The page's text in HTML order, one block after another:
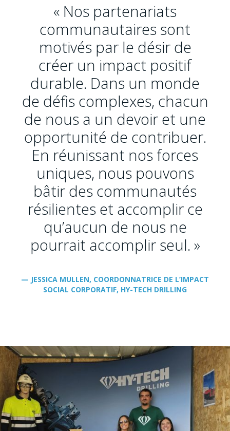
« Nos partenariats
communautaires sont
motivés par le désir de
créer un impact positif
durable. Dans un monde
de défis complexes, chacun
de nous a un devoir et une
opportunité de contribuer.
En réunissant nos forces
uniques, nous pouvons
bâtir des communautés
résilientes et accomplir ce
qu’aucun de nous ne
pourrait accomplir seul. »
— JESSICA MULLEN, COORDONNATRICE DE L’IMPACT
SOCIAL CORPORATIF, HY-TECH DRILLING